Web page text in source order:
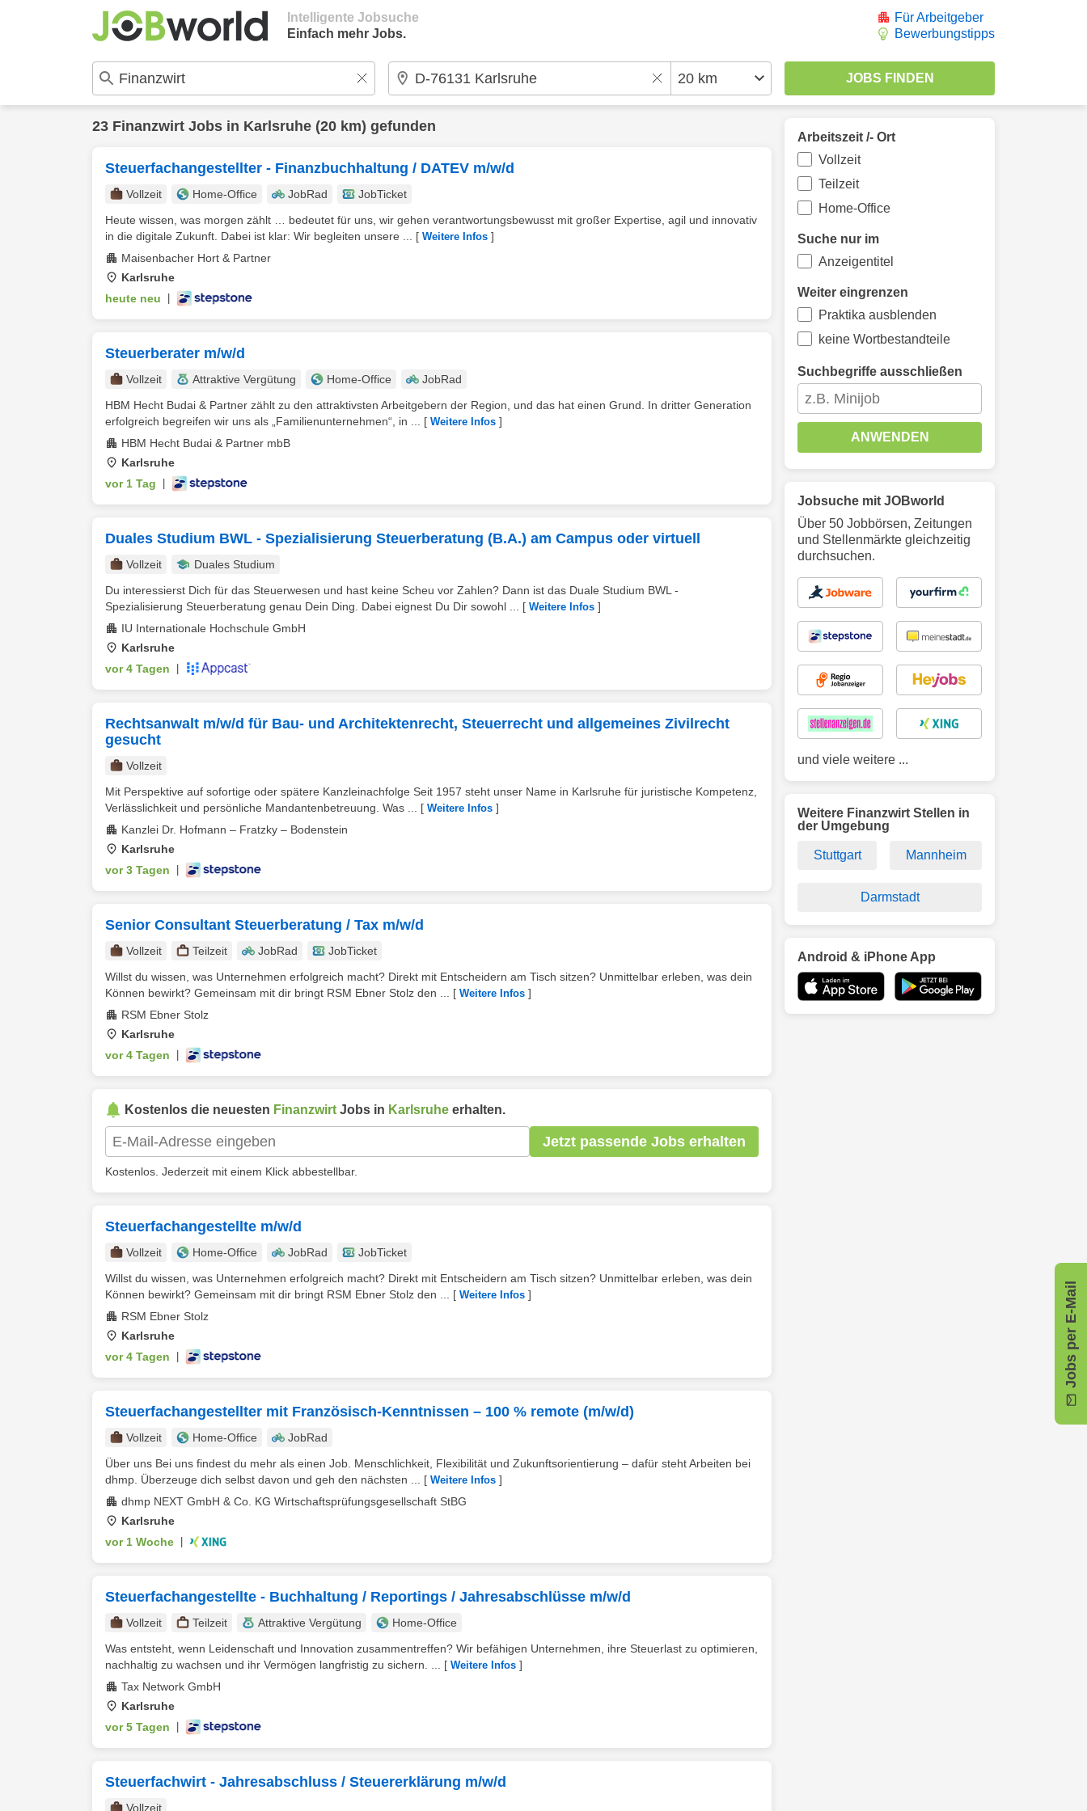
Intelligente Jobsuche
Einfach mehr Jobs.
Für Arbeitgeber
Bewerbungstipps
23 Finanzwirt Jobs in Karlsruhe (20 km) gefunden
Steuerfachangestellter - Finanzbuchhaltung / DATEV m/w/d
Vollzeit Home-Office JobRad
JobTicket
Heute wissen, was morgen zählt … bedeutet für uns, wir gehen verantwortungsbewusst mit großer Expertise, agil und innovativ
in die digitale Zukunft. Dabei ist klar: Wir begleiten unsere ...
[ Weitere Infos ]
Maisenbacher Hort & Partner
Karlsruhe
heute neu
Steuerberater m/w/d
Vollzeit Attraktive Vergütung Home-Office
JobRad
HBM Hecht Budai & Partner zählt zu den attraktivsten Arbeitgebern der Region, und das hat einen Grund. In dritter Generation
erfolgreich begreifen wir uns als „Familienunternehmen“, in ...
[ Weitere Infos ]
HBM Hecht Budai & Partner mbB
Karlsruhe
vor 1 Tag
Duales Studium BWL - Spezialisierung Steuerberatung (B.A.) am Campus oder virtuell
Vollzeit
Duales Studium
Du interessierst Dich für das Steuerwesen und hast keine Scheu vor Zahlen? Dann ist das Duale Studium BWL -
Spezialisierung Steuerberatung genau Dein Ding. Dabei eignest Du Dir sowohl ...
[ Weitere Infos ]
IU Internationale Hochschule GmbH
Karlsruhe
vor 4 Tagen
Rechtsanwalt m/w/d für Bau- und Architektenrecht, Steuerrecht und allgemeines Zivilrecht
gesucht
Vollzeit
Mit Perspektive auf sofortige oder spätere Kanzleinachfolge Seit 1957 steht unser Name in Karlsruhe für juristische Kompetenz,
Verlässlichkeit und persönliche Mandantenbetreuung. Was ...
[ Weitere Infos ]
Kanzlei Dr. Hofmann – Fratzky – Bodenstein
Karlsruhe
vor 3 Tagen
Senior Consultant Steuerberatung / Tax m/w/d
Vollzeit Teilzeit JobRad
JobTicket
Willst du wissen, was Unternehmen erfolgreich macht? Direkt mit Entscheidern am Tisch sitzen? Unmittelbar erleben, was dein
Können bewirkt? Gemeinsam mit dir bringt RSM Ebner Stolz den ...
[ Weitere Infos ]
RSM Ebner Stolz
Karlsruhe
vor 4 Tagen
Kostenlos die neuesten Finanzwirt Jobs in Karlsruhe erhalten.
Jetzt passende Jobs erhalten
Kostenlos. Jederzeit mit einem Klick abbestellbar.
Steuerfachangestellte m/w/d
Vollzeit Home-Office JobRad
JobTicket
Willst du wissen, was Unternehmen erfolgreich macht? Direkt mit Entscheidern am Tisch sitzen? Unmittelbar erleben, was dein
Können bewirkt? Gemeinsam mit dir bringt RSM Ebner Stolz den ...
[ Weitere Infos ]
RSM Ebner Stolz
Karlsruhe
vor 4 Tagen
Steuerfachangestellter mit Französisch-Kenntnissen – 100 % remote (m/w/d)
Vollzeit Home-Office
JobRad
Über uns Bei uns findest du mehr als einen Job. Menschlichkeit, Flexibilität und Zukunftsorientierung – dafür steht Arbeiten bei
dhmp. Überzeuge dich selbst davon und geh den nächsten ...
[ Weitere Infos ]
dhmp NEXT GmbH & Co. KG Wirtschaftsprüfungsgesellschaft StBG
Karlsruhe
vor 1 Woche
Steuerfachangestellte - Buchhaltung / Reportings / Jahresabschlüsse m/w/d
Vollzeit Teilzeit Attraktive Vergütung
Home-Office
Was entsteht, wenn Leidenschaft und Innovation zusammentreffen? Wir befähigen Unternehmen, ihre Steuerlast zu optimieren,
nachhaltig zu wachsen und ihr Vermögen langfristig zu sichern. ...
[ Weitere Infos ]
Tax Network GmbH
Karlsruhe
vor 5 Tagen
Steuerfachwirt - Jahresabschluss / Steuererklärung m/w/d
Vollzeit
Jobs per E-Mail
Arbeitszeit /- Ort
Vollzeit
Teilzeit
Home-Office
Suche nur im
Anzeigentitel
Weiter eingrenzen
Praktika ausblenden
keine Wortbestandteile
Suchbegriffe ausschließen
ANWENDEN
Jobsuche mit JOBworld
Über 50 Jobbörsen, Zeitungen
und Stellenmärkte gleichzeitig
durchsuchen.
und viele weitere ...
Weitere Finanzwirt Stellen in
der Umgebung
Stuttgart Mannheim
Darmstadt
Android & iPhone App